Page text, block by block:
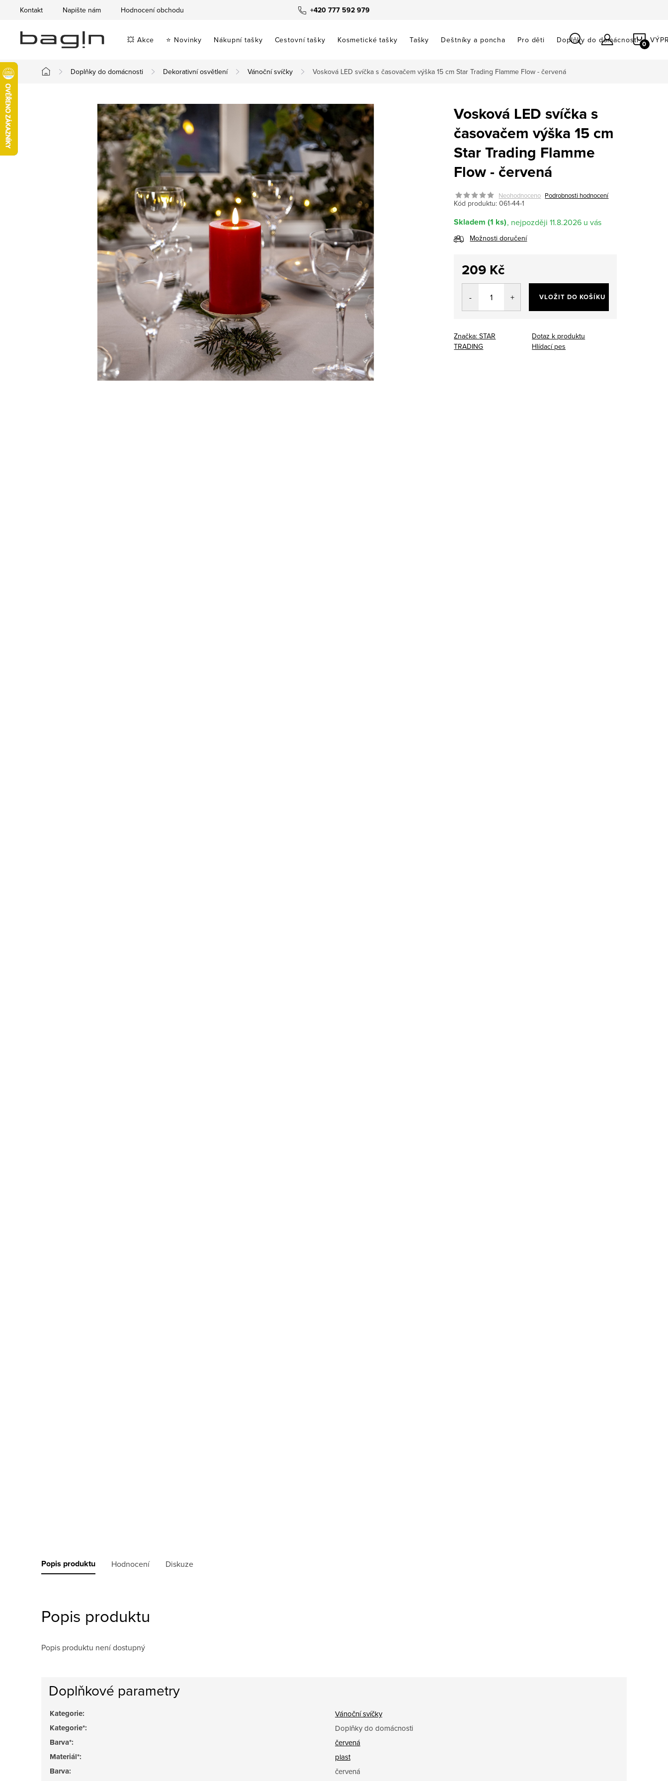
obsah
+420 777 592 979
Kontakt Napište nám Hodnocení obchodu
💥 Akce ⭐ Novinky Nákupní tašky Cestovní tašky Kosmetické tašky Tašky Deštníky a poncha Pro děti Doplňky do domácnosti
Domů
Doplňky do domácnosti Dekorativní osvětlení Vánoční svíčky Vosková LED svíčka s časovačem výška 15 cm Star Trading Flamme Flow - červená
Vosková LED svíčka s
časovačem výška 15 cm
Star Trading Flamme
Flow - červená
Neohodnoceno Podrobnosti hodnocení
Kód produktu: 061-44-1
Skladem (1 ks) 11.8.2026
Možnosti doručení
209 Kč
Měrná
VLOŽIT DO KOŠÍKU
Značka:STAR
TRADING
Dotaz k produktu
Hlídací pes
Popis produktu Hodnocení Diskuze
Popis produktu
Popis produktu není dostupný
Doplňkové parametry
Kategorie: Vánoční svíčky
Kategorie*: Doplňky do domácnosti
Barva*: červená
Materiál*: plast
Barva: červená